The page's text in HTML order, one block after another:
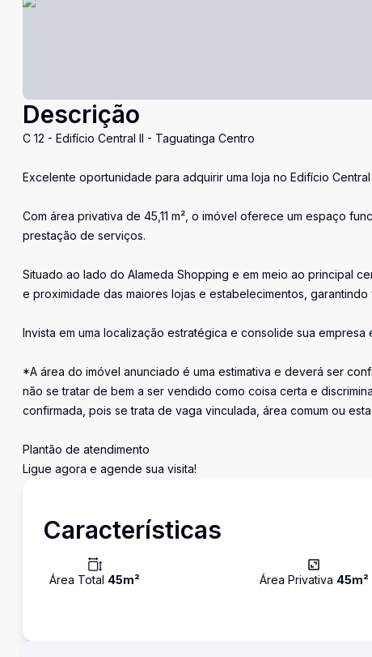
Descrição
C 12 - Edifício Central II - Taguatinga Centro
Excelente oportunidade para adquirir uma loja no Edifício
Com área privativa de 45,11 m², o imóvel oferece um espaço
prestação de serviços.
Situado ao lado do Alameda Shopping e em meio ao principal
e proximidade das maiores lojas e estabelecimentos,
Invista em uma localização estratégica e consolide sua empresa
*A área do imóvel anunciado é uma estimativa e deverá ser
não se tratar de bem a ser vendido como coisa certa e
confirmada, pois se trata de vaga vinculada, área comum ou
Plantão de atendimento
Ligue agora e agende sua visita!
Características
Área Total 45m² Área Privativa 45m²